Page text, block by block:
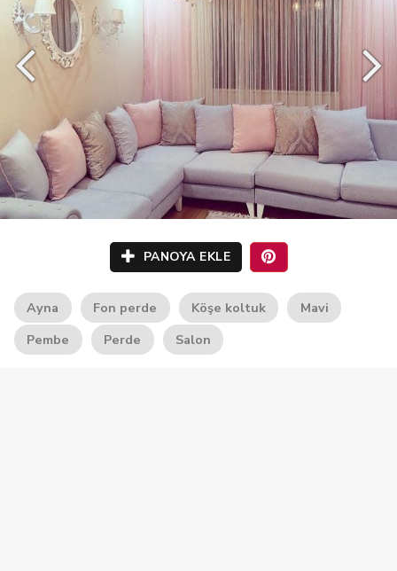
PANOYA EKLE
Ayna Fon perde Köşe koltuk
Mavi
Pembe
Perde Salon